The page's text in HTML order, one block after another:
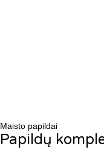
Maisto papildai
Papildų